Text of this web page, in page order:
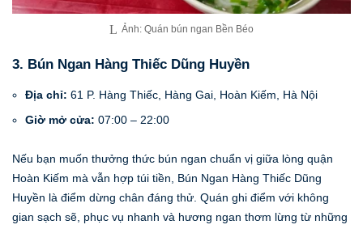
Ảnh: Quán bún ngan Bền Béo
3. Bún Ngan Hàng Thiếc Dũng Huyền
Địa chỉ: 61 P. Hàng Thiếc, Hàng Gai, Hoàn Kiếm, Hà Nội
Giờ mở cửa: 07:00 – 22:00
Nếu bạn muốn thưởng thức bún ngan chuẩn vị giữa lòng quận
Hoàn Kiếm mà vẫn hợp túi tiền, Bún Ngan Hàng Thiếc Dũng
Huyền là điểm dừng chân đáng thử. Quán ghi điểm với không
gian sạch sẽ, phục vụ nhanh và hương ngan thơm lừng từ những